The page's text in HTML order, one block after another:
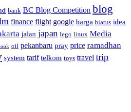
bank BC Blog Competition blog
finance flight google harga hiatus idea
jalan japan lego linux Media
oil pekanbaru pray price ramadhan
system tarif telkom toys travel trip